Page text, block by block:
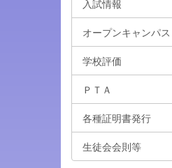
入試情報
オープンキャンパス
学校評価
ＰＴＡ
各種証明書発行
生徒会会則等